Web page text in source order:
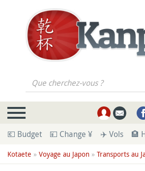
Que cherchez-vous ?
💶 Budget 💴 Change ¥ ✈️ Vols 🏨
Kotaete » Voyage au Japon » Transports au